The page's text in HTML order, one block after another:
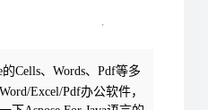
Cells、Words、Pdf等多
Excel/Pdf办公软件，